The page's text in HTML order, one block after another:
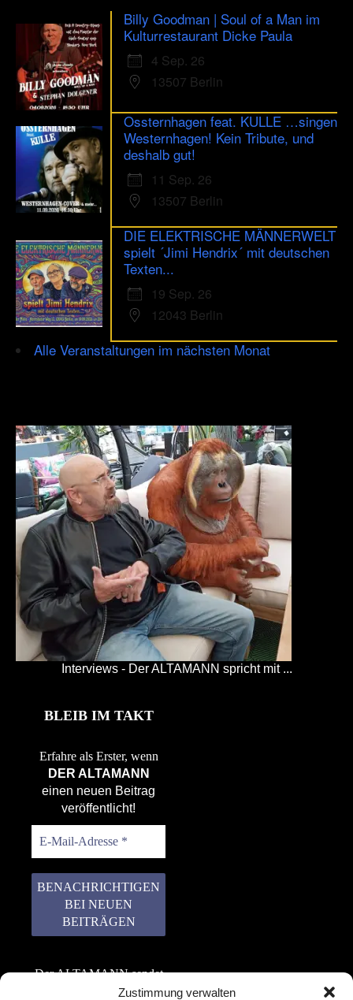
Zustimmung verwalten
Billy Goodman | Soul of a Man im
Kulturrestaurant Dicke Paula
4 Sep. 26
13507 Berlin
Ossternhagen feat. KULLE …singen
Westernhagen! Kein Tribute, und
deshalb gut!
11 Sep. 26
13507 Berlin
DIE ELEKTRISCHE MÄNNERWELT
spielt ´Jimi Hendrix´ mit deutschen
Texten...
19 Sep. 26
12043 Berlin
Alle Veranstaltungen im nächsten Monat
Interviews - Der ALTAMANN spricht mit ...
BLEIB IM TAKT
Erfahre als Erster, wenn
DER ALTAMANN
einen neuen Beitrag
veröffentlicht!
Der ALTAMANN sendet
keinen Spam! Er gibt